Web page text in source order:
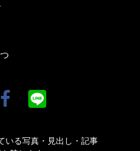
いる写真・見出し・記事